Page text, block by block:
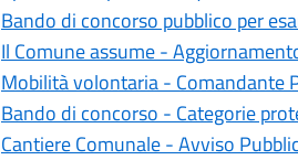
Bando di concorso pubblico per
Il Comune assume -
Mobilità volontaria - Comandante
Bando di concorso - Categorie
Cantiere Comunale - Avviso